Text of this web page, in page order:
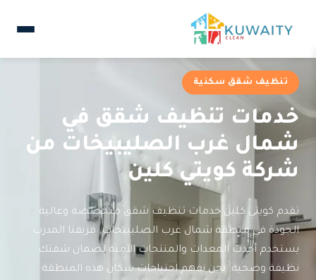
تنظيف شقق سكنية
خدمات تنظيف شقق في
شمال غرب الصليبيخات من
شركة كويتي كلين
تقدم كويتي كلين خدمات تنظيف شقق متخصصة وعالية
الجودة في منطقة شمال غرب الصليبيخات. فريقنا المدرب
يستخدم أحدث المعدات والمنتجات الآمنة لضمان شقتك
نظيفة وصحية. نحن نفهم احتياجات سكان هذه المنطقة